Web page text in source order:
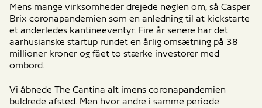
Mens mange virksomheder drejede nøglen om, så Casper
Brix coronapandemien som en anledning til at kickstarte
et anderledes kantineeventyr. Fire år senere har det
aarhusianske startup rundet en årlig omsætning på 38
millioner kroner og fået to stærke investorer med
ombord.
Vi åbnede The Cantina alt imens coronapandemien
buldrede afsted. Men hvor andre i samme periode